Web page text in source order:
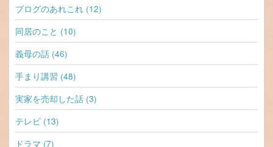
ブログのあれこれ (12)
同居のこと (10)
義母の話 (46)
手まり講習 (48)
実家を売却した話 (3)
テレビ (13)
ドラマ (7)